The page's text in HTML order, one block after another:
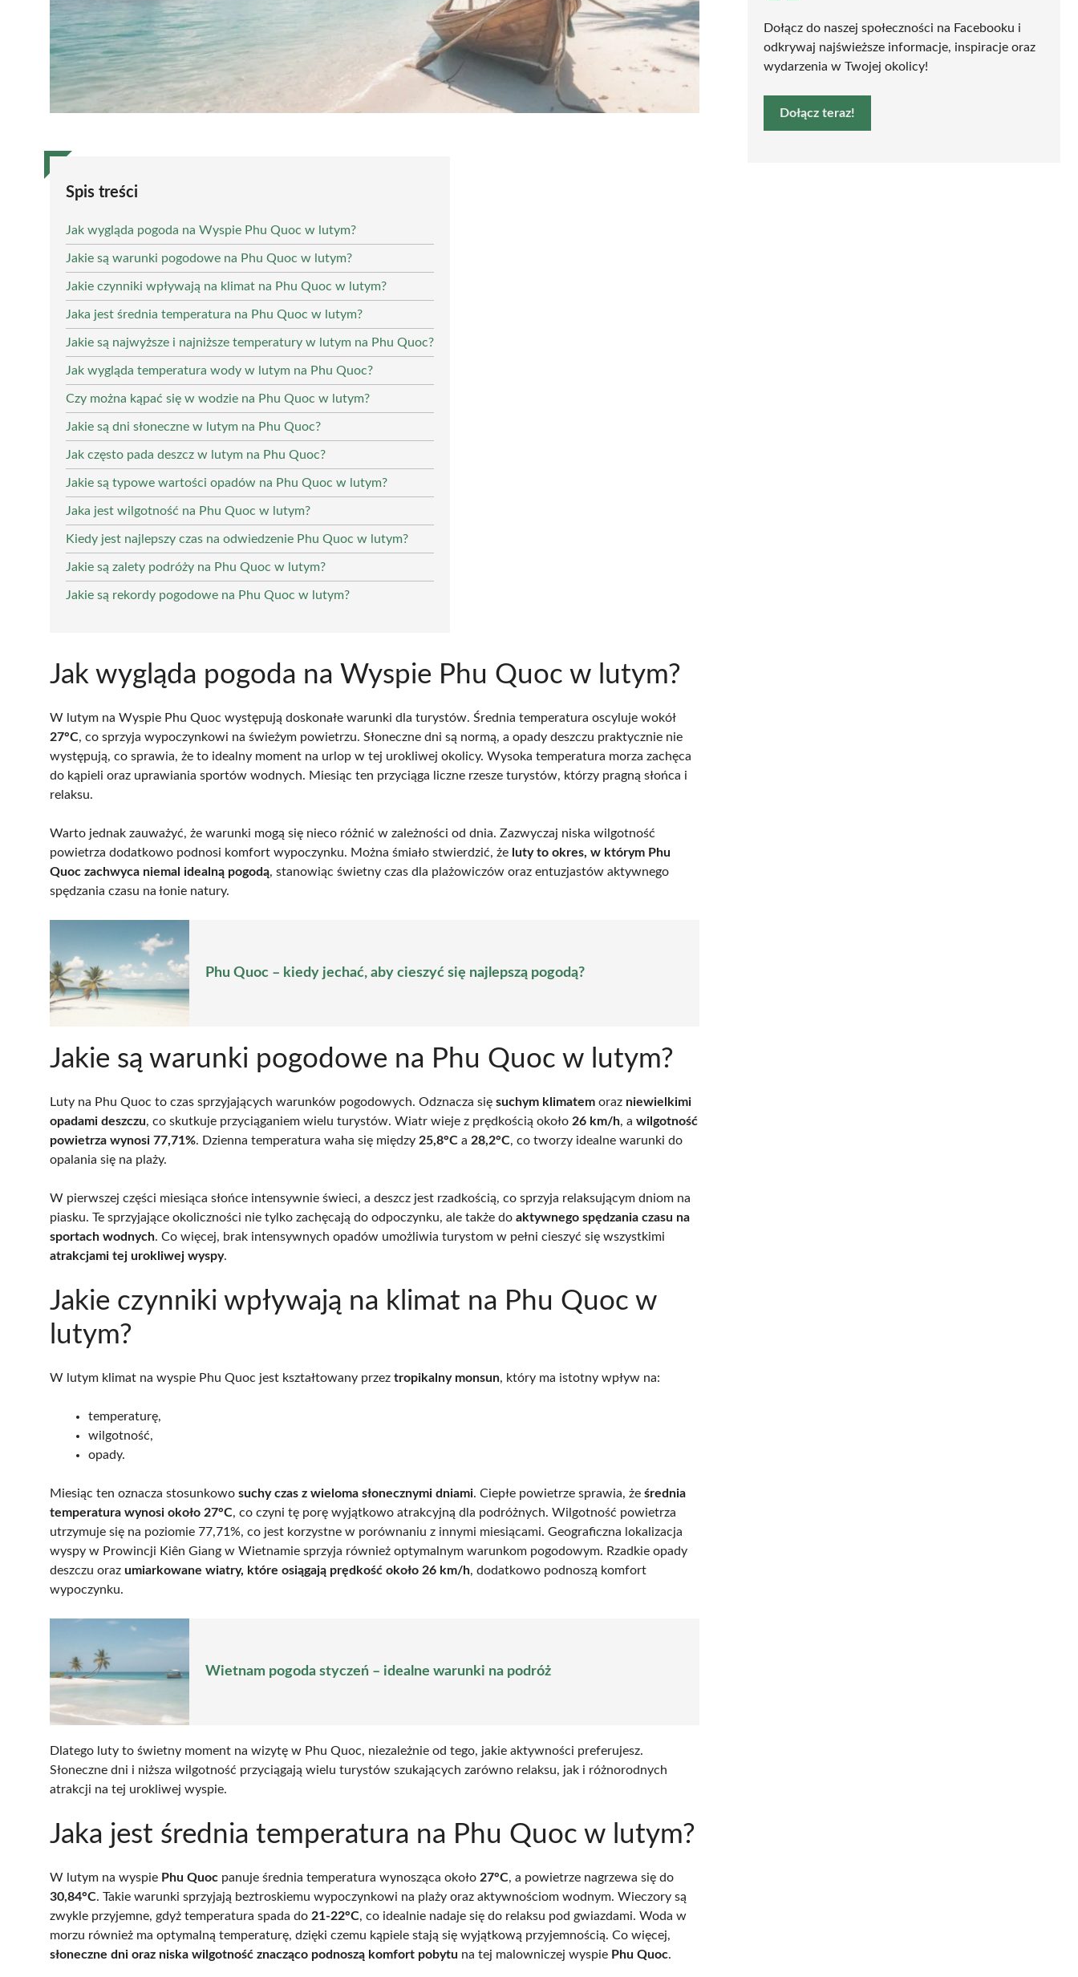
Spis treści
Jak wygląda pogoda na Wyspie Phu Quoc w lutym?
Jakie są warunki pogodowe na Phu Quoc w lutym?
Jakie czynniki wpływają na klimat na Phu Quoc w lutym?
Jaka jest średnia temperatura na Phu Quoc w lutym?
Jakie są najwyższe i najniższe temperatury w lutym na Phu Quoc?
Jak wygląda temperatura wody w lutym na Phu Quoc?
Czy można kąpać się w wodzie na Phu Quoc w lutym?
Jakie są dni słoneczne w lutym na Phu Quoc?
Jak często pada deszcz w lutym na Phu Quoc?
Jakie są typowe wartości opadów na Phu Quoc w lutym?
Jaka jest wilgotność na Phu Quoc w lutym?
Kiedy jest najlepszy czas na odwiedzenie Phu Quoc w lutym?
Jakie są zalety podróży na Phu Quoc w lutym?
Jakie są rekordy pogodowe na Phu Quoc w lutym?
Jak wygląda pogoda na Wyspie Phu Quoc w lutym?
W lutym na Wyspie Phu Quoc występują doskonałe warunki dla turystów. Średnia temperatura oscyluje wokół
27°C, co sprzyja wypoczynkowi na świeżym powietrzu. Słoneczne dni są normą, a opady deszczu praktycznie nie
występują, co sprawia, że to idealny moment na urlop w tej urokliwej okolicy. Wysoka temperatura morza zachęca
do kąpieli oraz uprawiania sportów wodnych. Miesiąc ten przyciąga liczne rzesze turystów, którzy pragną słońca i
relaksu.
Warto jednak zauważyć, że warunki mogą się nieco różnić w zależności od dnia. Zazwyczaj niska wilgotność
powietrza dodatkowo podnosi komfort wypoczynku. Można śmiało stwierdzić, że luty to okres, w którym Phu
Quoc zachwyca niemal idealną pogodą, stanowiąc świetny czas dla plażowiczów oraz entuzjastów aktywnego
spędzania czasu na łonie natury.
Phu Quoc – kiedy jechać, aby cieszyć się najlepszą pogodą?
Jakie są warunki pogodowe na Phu Quoc w lutym?
Luty na Phu Quoc to czas sprzyjających warunków pogodowych. Odznacza się suchym klimatem oraz niewielkimi
opadami deszczu, co skutkuje przyciąganiem wielu turystów. Wiatr wieje z prędkością około 26 km/h, a wilgotność
powietrza wynosi 77,71%. Dzienna temperatura waha się między 25,8°C a 28,2°C, co tworzy idealne warunki do
opalania się na plaży.
W pierwszej części miesiąca słońce intensywnie świeci, a deszcz jest rzadkością, co sprzyja relaksującym dniom na
piasku. Te sprzyjające okoliczności nie tylko zachęcają do odpoczynku, ale także do aktywnego spędzania czasu na
sportach wodnych. Co więcej, brak intensywnych opadów umożliwia turystom w pełni cieszyć się wszystkimi
atrakcjami tej urokliwej wyspy.
Jakie czynniki wpływają na klimat na Phu Quoc w
lutym?
W lutym klimat na wyspie Phu Quoc jest kształtowany przez tropikalny monsun, który ma istotny wpływ na:
temperaturę,
wilgotność,
opady.
Miesiąc ten oznacza stosunkowo suchy czas z wieloma słonecznymi dniami. Ciepłe powietrze sprawia, że średnia
temperatura wynosi około 27°C, co czyni tę porę wyjątkowo atrakcyjną dla podróżnych. Wilgotność powietrza
utrzymuje się na poziomie 77,71%, co jest korzystne w porównaniu z innymi miesiącami. Geograficzna lokalizacja
wyspy w Prowincji Kiên Giang w Wietnamie sprzyja również optymalnym warunkom pogodowym. Rzadkie opady
deszczu oraz umiarkowane wiatry, które osiągają prędkość około 26 km/h, dodatkowo podnoszą komfort
wypoczynku.
Wietnam pogoda styczeń – idealne warunki na podróż
Dlatego luty to świetny moment na wizytę w Phu Quoc, niezależnie od tego, jakie aktywności preferujesz.
Słoneczne dni i niższa wilgotność przyciągają wielu turystów szukających zarówno relaksu, jak i różnorodnych
atrakcji na tej urokliwej wyspie.
Jaka jest średnia temperatura na Phu Quoc w lutym?
W lutym na wyspie Phu Quoc panuje średnia temperatura wynosząca około 27°C, a powietrze nagrzewa się do
30,84°C. Takie warunki sprzyjają beztroskiemu wypoczynkowi na plaży oraz aktywnościom wodnym. Wieczory są
zwykle przyjemne, gdyż temperatura spada do 21-22°C, co idealnie nadaje się do relaksu pod gwiazdami. Woda w
morzu również ma optymalną temperaturę, dzięki czemu kąpiele stają się wyjątkową przyjemnością. Co więcej,
słoneczne dni oraz niska wilgotność znacząco podnoszą komfort pobytu na tej malowniczej wyspie Phu Quoc.
Dołącz do naszej społeczności na Facebooku i
odkrywaj najświeższe informacje, inspiracje oraz
wydarzenia w Twojej okolicy!
Dołącz teraz!